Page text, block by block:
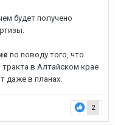
будет получено
по поводу того, что
тракта в Алтайском крае
даже в планах.
2